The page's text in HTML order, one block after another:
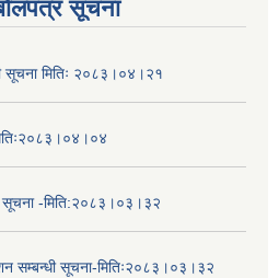
सूचना
सूचना मितिः २०८३।०४।२१
सूचना -मिति:२०८३।०३।३२
सम्बन्धी सूचना-मितिः२०८३।०३।३२